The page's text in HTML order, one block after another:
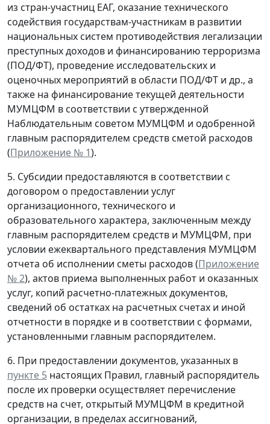
из стран-участниц ЕАГ, оказание технического
содействия государствам-участникам в развитии
национальных систем противодействия легализации
преступных доходов и финансированию терроризма
(ПОД/ФТ), проведение исследовательских и
оценочных мероприятий в области ПОД/ФТ и др., а
также на финансирование текущей деятельности
МУМЦФМ в соответствии с утвержденной
Наблюдательным советом МУМЦФМ и одобренной
главным распорядителем средств сметой расходов
(Приложение № 1).
5. Субсидии предоставляются в соответствии с
договором о предоставлении услуг
организационного, технического и
образовательного характера, заключенным между
главным распорядителем средств и МУМЦФМ, при
условии ежеквартального представления МУМЦФМ
отчета об исполнении сметы расходов (Приложение
№ 2), актов приема выполненных работ и оказанных
услуг, копий расчетно-платежных документов,
сведений об остатках на расчетных счетах и иной
отчетности в порядке и в соответствии с формами,
установленными главным распорядителем.
6. При предоставлении документов, указанных в
пункте 5 настоящих Правил, главный распорядитель
после их проверки осуществляет перечисление
средств на счет, открытый МУМЦФМ в кредитной
организации, в пределах ассигнований,